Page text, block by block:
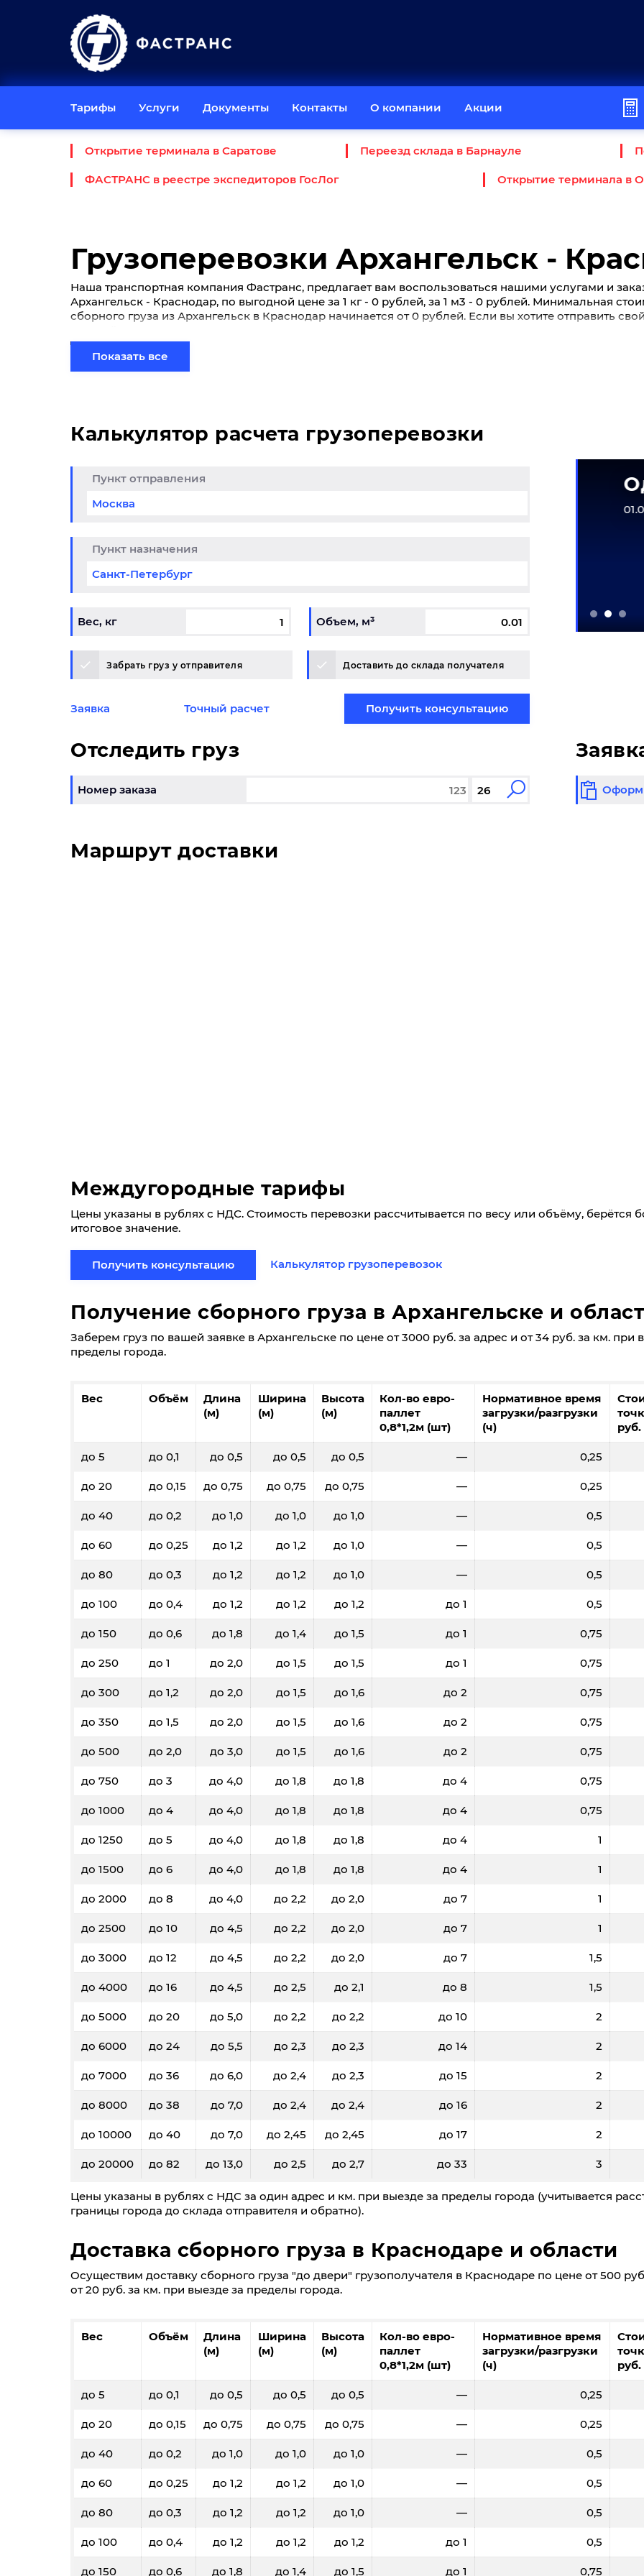
Тарифы Услуги Документы Контакты О компании Акции
Открытие терминала в Саратове Переезд склада в Барнауле
ФАСТРАНС в реестре экспедиторов ГосЛог Открытие терминала в
Грузоперевозки Архангельск -
Наша транспортная компания Фастранс, предлагает вам воспользоваться нашими услугами и
Архангельск - Краснодар, по выгодной цене за 1 кг - 0 рублей, за 1 м3 - 0 рублей. Минимальная
сборного груза из Архангельск в Краснодар начинается от 0 рублей. Если вы хотите отправить
терминале.
Показать все
Калькулятор расчета грузоперевозки
Пункт отправления
Пункт назначения
Вес, кг Объем, м³
Забрать груз у отправителя Доставить до склада получателя
Заявка Точный расчет Получить консультацию
до 25% из
в
Отследить груз
Номер заказа
Маршрут доставки
Междугородные тарифы
Цены указаны в рублях с НДС. Стоимость перевозки рассчитывается по весу или объёму, берётся
итоговое значение.
Получить консультацию Калькулятор грузоперевозок
Получение сборного груза в Архангельске и
Заберем груз по вашей заявке в Архангельске по цене от 3000 руб. за адрес и от 34 руб. за км. при
пределы города.
Вес Объём
Длина
(м)
Ширина
(м)
Высота
(м)
Кол-во евро-
паллет
0,8*1,2м (шт)
Нормативное время
загрузки/разгрузки
(ч)
руб.
до 5 до 0,1 до 0,5 до 0,5 до 0,5 — 0,25
до 20 до 0,15 до 0,75 до 0,75 до 0,75 — 0,25
до 40 до 0,2 до 1,0 до 1,0 до 1,0 — 0,5
до 60 до 0,25 до 1,2 до 1,2 до 1,0 — 0,5
до 80 до 0,3 до 1,2 до 1,2 до 1,0 — 0,5
до 100 до 0,4 до 1,2 до 1,2 до 1,2 до 1 0,5
до 150 до 0,6 до 1,8 до 1,4 до 1,5 до 1 0,75
до 250 до 1 до 2,0 до 1,5 до 1,5 до 1 0,75
до 300 до 1,2 до 2,0 до 1,5 до 1,6 до 2 0,75
до 350 до 1,5 до 2,0 до 1,5 до 1,6 до 2 0,75
до 500 до 2,0 до 3,0 до 1,5 до 1,6 до 2 0,75
до 750 до 3 до 4,0 до 1,8 до 1,8 до 4 0,75
до 1000 до 4 до 4,0 до 1,8 до 1,8 до 4 0,75
до 1250 до 5 до 4,0 до 1,8 до 1,8 до 4 1
до 1500 до 6 до 4,0 до 1,8 до 1,8 до 4 1
до 2000 до 8 до 4,0 до 2,2 до 2,0 до 7 1
до 2500 до 10 до 4,5 до 2,2 до 2,0 до 7 1
до 3000 до 12 до 4,5 до 2,2 до 2,0 до 7 1,5
до 4000 до 16 до 4,5 до 2,5 до 2,1 до 8 1,5
до 5000 до 20 до 5,0 до 2,2 до 2,2 до 10 2
до 6000 до 24 до 5,5 до 2,3 до 2,3 до 14 2
до 7000 до 36 до 6,0 до 2,4 до 2,3 до 15 2
до 8000 до 38 до 7,0 до 2,4 до 2,4 до 16 2
до 10000 до 40 до 7,0 до 2,45 до 2,45 до 17 2
до 20000 до 82 до 13,0 до 2,5 до 2,7 до 33 3
Цены указаны в рублях с НДС за один адрес и км. при выезде за пределы города (учитывается
границы города до склада отправителя и обратно).
Доставка сборного груза в Краснодаре и области
Осуществим доставку сборного груза "до двери" грузополучателя в Краснодаре по цене от 500
от 20 руб. за км. при выезде за пределы города.
Вес Объём
Длина
(м)
Ширина
(м)
Высота
(м)
Кол-во евро-
паллет
0,8*1,2м (шт)
Нормативное время
загрузки/разгрузки
(ч)
руб.
до 5 до 0,1 до 0,5 до 0,5 до 0,5 — 0,25
до 20 до 0,15 до 0,75 до 0,75 до 0,75 — 0,25
до 40 до 0,2 до 1,0 до 1,0 до 1,0 — 0,5
до 60 до 0,25 до 1,2 до 1,2 до 1,0 — 0,5
до 80 до 0,3 до 1,2 до 1,2 до 1,0 — 0,5
до 100 до 0,4 до 1,2 до 1,2 до 1,2 до 1 0,5
до 150 до 0,6 до 1,8 до 1,4 до 1,5 до 1 0,75